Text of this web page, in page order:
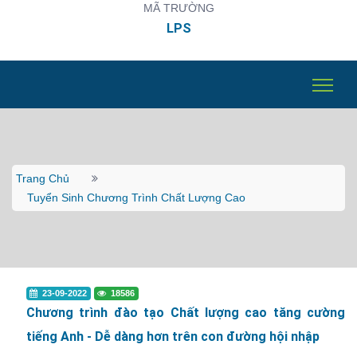
MÃ TRƯỜNG
LPS
Trang Chủ
Tuyển Sinh Chương Trình Chất Lượng Cao
23-09-2022 18586
Chương trình đào tạo Chất lượng cao tăng cường
tiếng Anh - Dễ dàng hơn trên con đường hội nhập